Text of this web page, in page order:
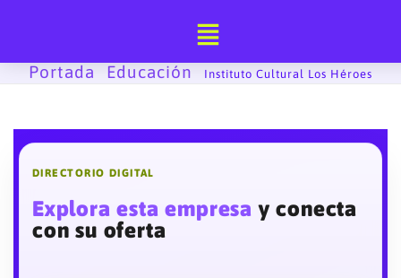
contenido
Portada Educación Instituto Cultural Los Héroes
DIRECTORIO DIGITAL
Explora esta empresa y conecta
con su oferta